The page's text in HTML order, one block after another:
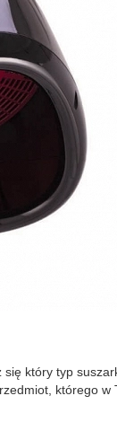
który typ
którego w